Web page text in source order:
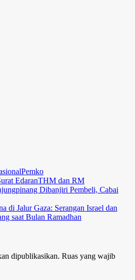
Pemko
EdaranTHM dan RM
Dibanjiri Pembeli, Cabai
di Jalur Gaza: Serangan Israel dan
saat Bulan Ramadhan
dipublikasikan. Ruas yang wajib